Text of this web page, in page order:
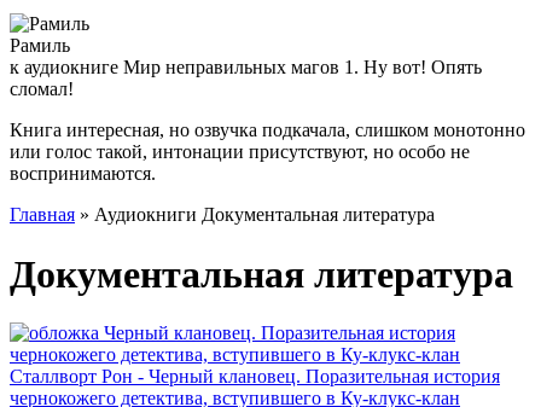
Рамиль
к аудиокниге Мир неправильных магов 1. Ну вот! Опять
сломал!
Книга интересная, но озвучка подкачала, слишком монотонно
или голос такой, интонации присутствуют, но особо не
воспринимаются.
Главная » Аудиокниги Документальная литература
Документальная литература
Сталлворт Рон - Черный клановец. Поразительная история
чернокожего детектива, вступившего в Ку-клукс-клан